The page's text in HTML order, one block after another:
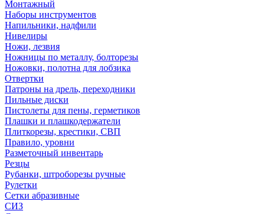
Монтажный
Наборы инструментов
Напильники, надфили
Нивелиры
Ножи, лезвия
Ножницы по металлу, болторезы
Ножовки, полотна для лобзика
Отвертки
Патроны на дрель, переходники
Пильные диски
Пистолеты для пены, герметиков
Плашки и плашкодержатели
Плиткорезы, крестики, СВП
Правило, уровни
Разметочный инвентарь
Резцы
Рубанки, штроборезы ручные
Рулетки
Сетки абразивные
СИЗ